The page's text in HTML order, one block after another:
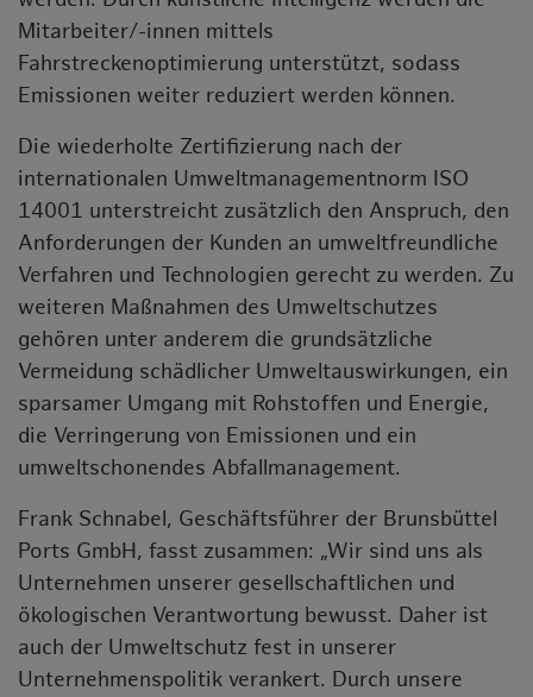
Mitarbeiter/-innen mittels
Fahrstreckenoptimierung unterstützt, sodass
Emissionen weiter reduziert werden können.
Die wiederholte Zertifizierung nach der
internationalen Umweltmanagementnorm ISO
14001 unterstreicht zusätzlich den Anspruch, den
Anforderungen der Kunden an umweltfreundliche
Verfahren und Technologien gerecht zu werden. Zu
weiteren Maßnahmen des Umweltschutzes
gehören unter anderem die grundsätzliche
Vermeidung schädlicher Umweltauswirkungen, ein
sparsamer Umgang mit Rohstoffen und Energie,
die Verringerung von Emissionen und ein
umweltschonendes Abfallmanagement.
Frank Schnabel, Geschäftsführer der Brunsbüttel
Ports GmbH, fasst zusammen: „Wir sind uns als
Unternehmen unserer gesellschaftlichen und
ökologischen Verantwortung bewusst. Daher ist
auch der Umweltschutz fest in unserer
Unternehmenspolitik verankert. Durch unsere